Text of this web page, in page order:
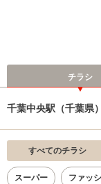
チラシ
千葉中央駅（千葉県
すべてのチラシ
スーパー ファッ